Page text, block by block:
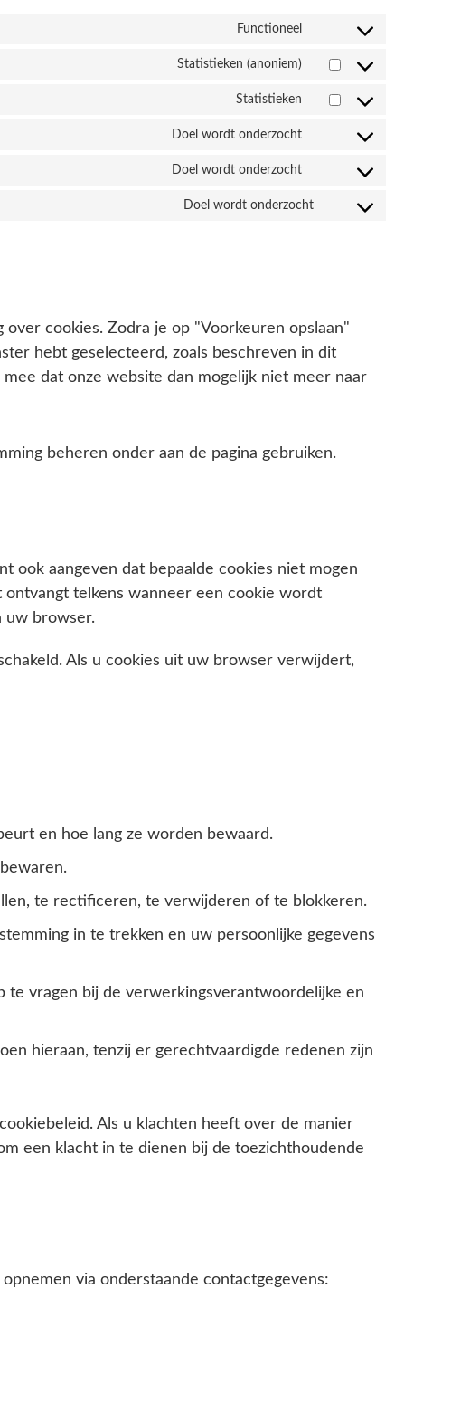
Functioneel
wordpress
Statistieken (anoniem)
Statistieken
woocommerce
Doel wordt onderzocht
google-
Doel wordt onderzocht
service
maps
Doel wordt onderzocht
diversen
cookies. Zodra je op "Voorkeuren opslaan"
hebt geselecteerd, zoals beschreven in dit
dat onze website dan mogelijk niet meer naar
beheren onder aan de pagina gebruiken.
ook aangeven dat bepaalde cookies niet mogen
telkens wanneer een cookie wordt
uw browser.
Als u cookies uit uw browser verwijdert,
en hoe lang ze worden bewaard.
te rectificeren, te verwijderen of te blokkeren.
in te trekken en uw persoonlijke gegevens
te vragen bij de verwerkingsverantwoordelijke en
hieraan, tenzij er gerechtvaardigde redenen zijn
Als u klachten heeft over de manier
een klacht in te dienen bij de toezichthoudende
via onderstaande contactgegevens: